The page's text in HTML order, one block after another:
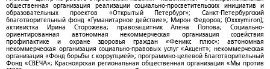
общественная организация реализации социально-просветительских инициатив и
образовательных проектов «Открытый Петербург»; Санкт-Петербургский
благотворительный фонд «Гуманитарное действие»; Мирон Федоров; (Oxxxymiron);
активистка Ирина Сторожева; правозащитник Алена Попова; Социально-
ориентированная автономная некоммерческая организация содействия
профилактике и охране здоровья граждан «Феникс плюс»; автономная
некоммерческая организация социально-правовых услуг «Акцент»; некоммерческая
организация «Фонд борьбы с коррупцией»; программно-целевой Благотворительный
Фонд «СВЕЧА»; Красноярская региональная общественная организация «Мы против